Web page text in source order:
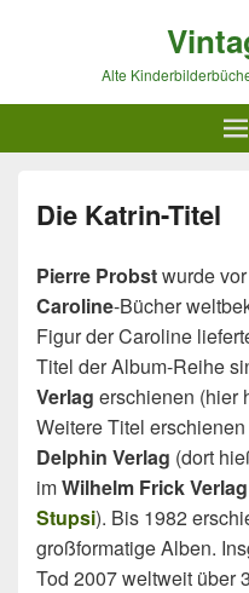
Alte
Die Katrin-Titel
Pierre Probstwurde
Caroline-Bücher
Figur der Caroline
Titel der Album-Reihe
Verlag erschienen (hier
Weitere Titel
Delphin Verlag (dort
imWilhelm Frick Verlag
Stupsi). Bis 1982
großformatige Alben.
Tod 2007 weltweit über